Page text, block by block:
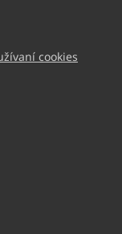
cookies